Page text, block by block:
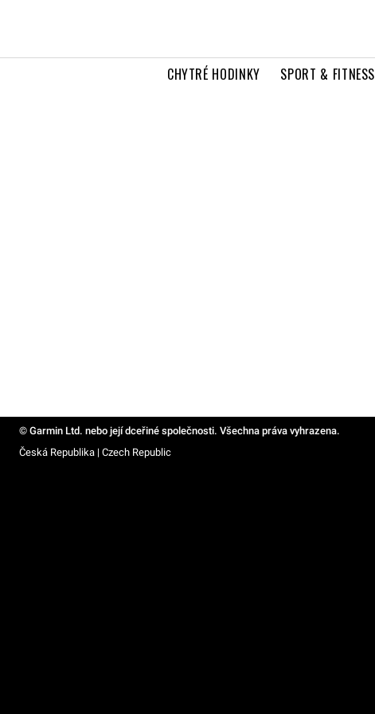
CHYTRÉ HODINKY SPORT & FITNESS
© Garmin Ltd. nebo její dceřiné společnosti. Všechna práva vyhrazena.
Česká Republika | Czech Republic